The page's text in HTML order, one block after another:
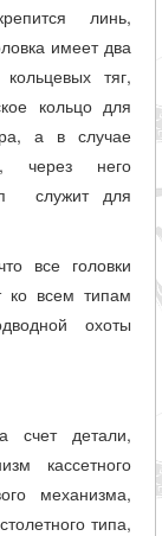
линь,
имеет два
тяг,
кольцо для
а в случае
через него
служит для
все головки
ко всем типам
охоты
счет детали,
кассетного
механизма,
типа,